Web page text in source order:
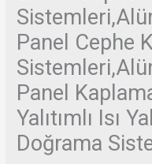
Panel Cephe
Panel
Yalıtımlı Isı
Doğrama